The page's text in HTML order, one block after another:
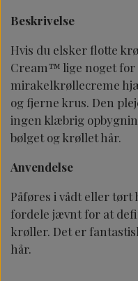
Beskrivelse
Hvis du elsker flotte
Cream™ lige noget for
mirakelkrøllecreme
og fjerne krus. Den
ingen klæbrig
bølget og krøllet hår.
Anvendelse
Påføres i vådt eller
fordele jævnt for at
krøller. Det er
hår.